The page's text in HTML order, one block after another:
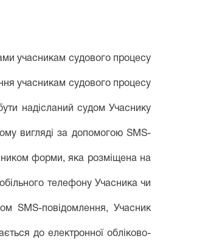
учасникам судового процесу
учасникам судового процесу
надісланий судом Учаснику
вигляді за допомогою SMS-
форми, яка розміщена на
телефону Учасника чи
SMS-повідомлення, Учасник
до електронної обліково-